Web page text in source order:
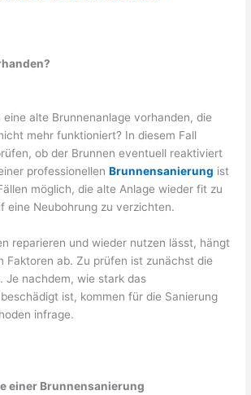
alte Brunnenanlage vorhanden, die
mehr funktioniert? In diesem Fall
ob der Brunnen eventuell reaktiviert
professionellenBrunnensanierung ist
möglich, die alte Anlage wieder fit zu
eine Neubohrung zu verzichten.
reparieren und wieder nutzen lässt, hängt
Faktoren ab. Zu prüfen ist zunächst die
Je nachdem, wie stark das
ist, kommen für die Sanierung
infrage.
einer Brunnensanierung